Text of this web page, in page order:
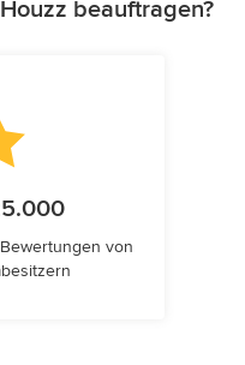
beauftragen?
von